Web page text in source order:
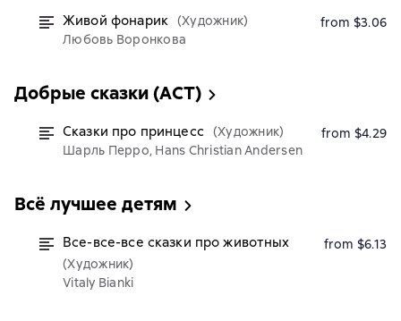
Живой фонарик (Художник)
Любовь Воронкова
from $3.06
Добрые сказки (АСТ)
Сказки про принцесс (Художник)
Шарль Перро, Hans Christian Andersen
from $4.29
Всё лучшее детям
Все-все-все сказки про животных
(Художник)
Vitaly Bianki
from $6.13